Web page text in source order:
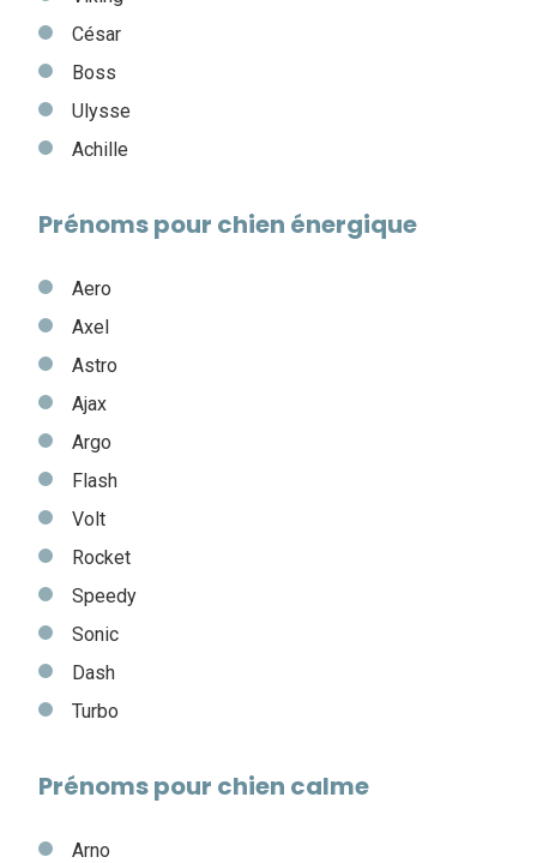
César
Boss
Ulysse
Achille
Prénoms pour chien énergique
Aero
Axel
Astro
Ajax
Argo
Flash
Volt
Rocket
Speedy
Sonic
Dash
Turbo
Prénoms pour chien calme
Arno